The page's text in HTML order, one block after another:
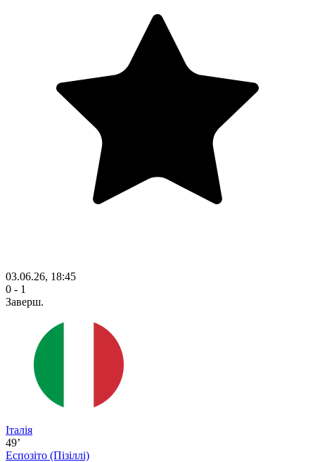
03.06.26, 18:45
0 - 1
Заверш.
Італія
49’
Еспозіто (Пізіллі)